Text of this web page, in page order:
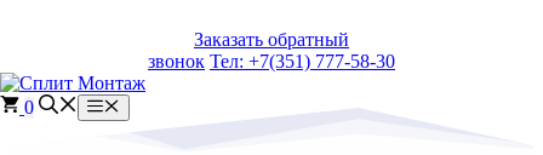
Заказать обратный
звонок Тел: +7(351) 777-58-30
0 Меню